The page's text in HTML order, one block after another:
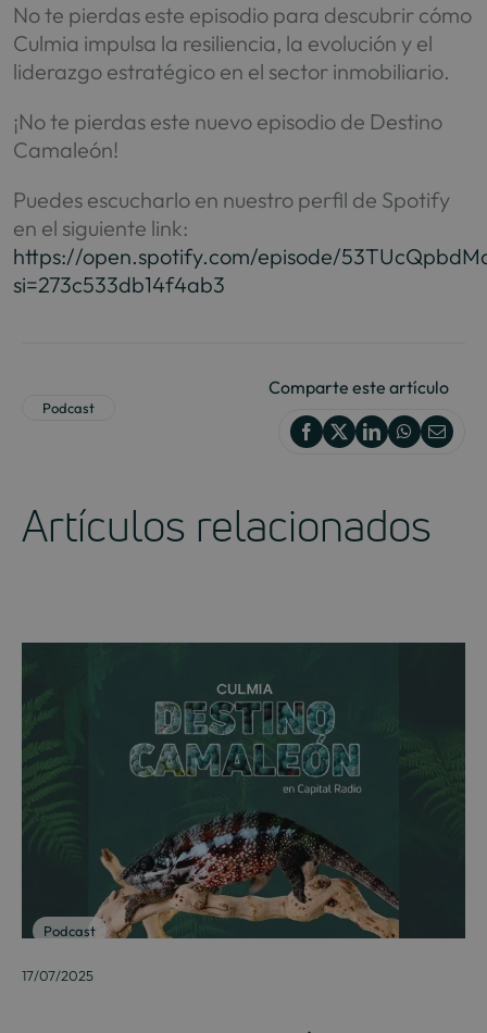
No te pierdas este episodio para descubrir cómo
Culmia impulsa la resiliencia, la evolución y el
liderazgo estratégico en el sector inmobiliario.
¡No te pierdas este nuevo episodio de Destino
Camaleón!
Puedes escucharlo en nuestro perfil de Spotify
en el siguiente link:
https://open.spotify.com/episode/
si=273c533db14f4ab3
Podcast
Comparte este artículo
Artículos relacionados
Podcast
17/07/2025